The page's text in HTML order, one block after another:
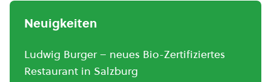
Neuigkeiten
Ludwig Burger – neues Bio-Zertifiziertes
Restaurant in Salzburg